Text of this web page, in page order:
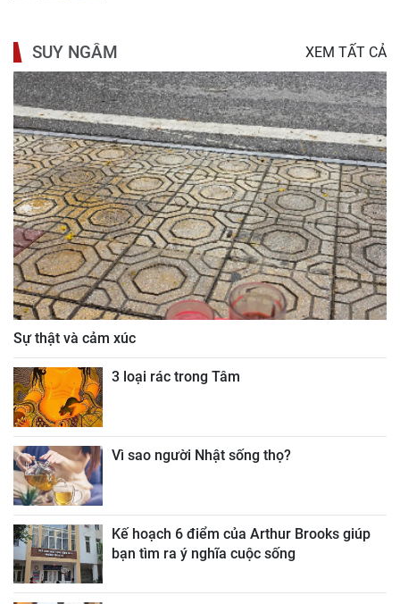
SUY NGẪM XEM TẤT CẢ
Sự thật và cảm xúc
3 loại rác trong Tâm
Vì sao người Nhật sống thọ?
Kế hoạch 6 điểm của Arthur Brooks giúp
bạn tìm ra ý nghĩa cuộc sống